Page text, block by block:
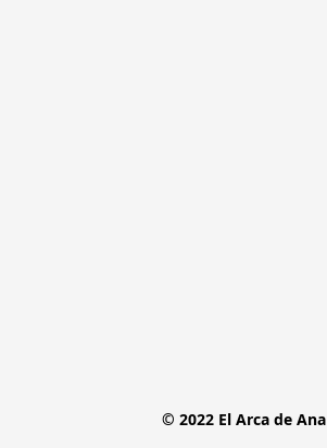
© 2022 El Arca de Ana